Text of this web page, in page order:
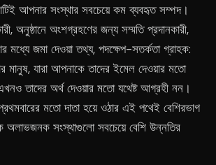
আপনার সংস্থার সবচেয়ে কম ব্যবহৃত সম্পদ।
অনুষ্ঠানে অংশগ্রহণের জন্য সম্মতি প্রদানকারী,
মধ্যে জমা দেওয়া তথ্য, পদক্ষেপ-সতর্কতা গ্রাহক:
মানুষ, যারা আপনাকে তাদের ইমেল দেওয়ার মতো
তাদের অর্থ দেওয়ার মতো যথেষ্ট আগ্রহী নন।
মতো দাতা হয়ে ওঠার এই পথেই বেশিরভাগ
অলাভজনক সংস্থাগুলো সবচেয়ে বেশি উন্নতির